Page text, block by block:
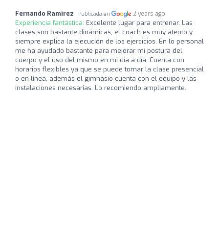
Fernando Ramirez Publicada en 2 years ago
Experiencia fantástica: Excelente lugar para entrenar. Las
clases son bastante dinámicas, el coach es muy atento y
siempre explica la ejecución de los ejercicios. En lo personal
me ha ayudado bastante para mejorar mi postura del
cuerpo y el uso del mismo en mi día a día. Cuenta con
horarios flexibles ya que se puede tomar la clase presencial
o en línea, además el gimnasio cuenta con el equipo y las
instalaciones necesarias. Lo recomiendo ampliamente.